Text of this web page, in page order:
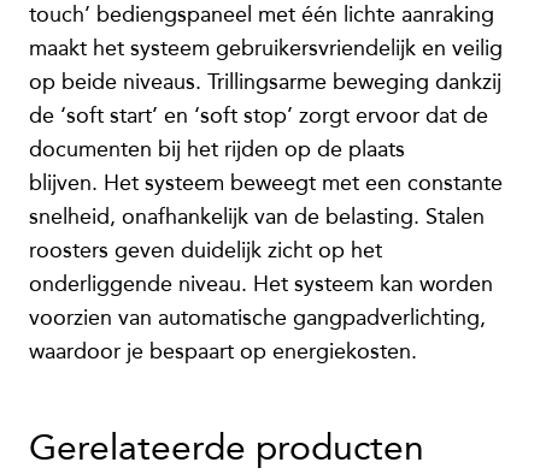
touch’ bediengspaneel met één lichte aanraking
maakt het systeem gebruikersvriendelijk en veilig
op beide niveaus. Trillingsarme beweging dankzij
de ‘soft start’ en ‘soft stop’ zorgt ervoor dat de
documenten bij het rijden op de plaats
blijven. Het systeem beweegt met een constante
snelheid, onafhankelijk van de belasting. Stalen
roosters geven duidelijk zicht op het
onderliggende niveau. Het systeem kan worden
voorzien van automatische gangpadverlichting,
waardoor je bespaart op energiekosten.
Gerelateerde producten